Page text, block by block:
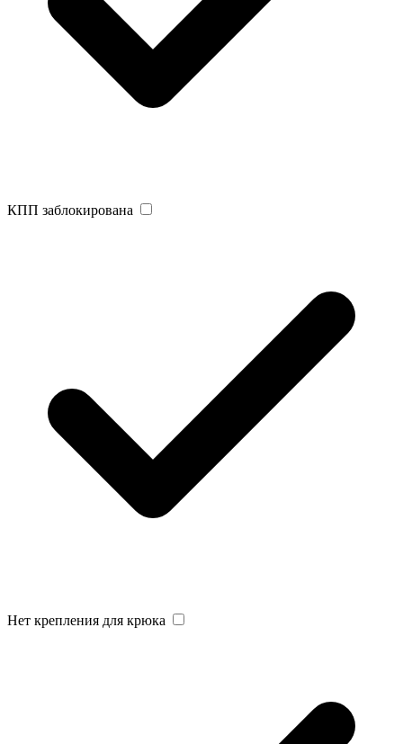
КПП заблокирована
Нет крепления для крюка